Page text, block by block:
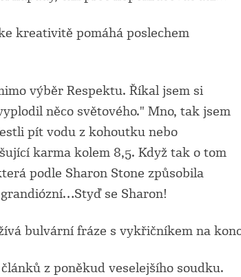
kreativitě pomáhá poslechem
výběr Respektu. Říkal jsem si
něco světového." Mno, tak jsem
pít vodu z kohoutku nebo
karma kolem 8,5. Když tak o tom
podle Sharon Stone způsobila
se Sharon!
bulvární fráze s vykřičníkem na
z poněkud veselejšího soudku.